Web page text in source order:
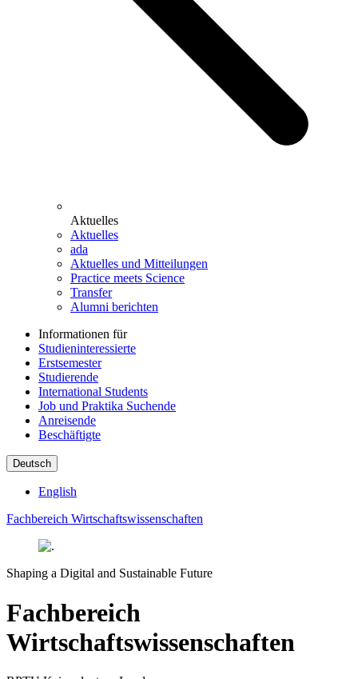
Aktuelles
Aktuelles
ada
Aktuelles und Mitteilungen
Practice meets Science
Transfer
Alumni berichten
Informationen für
Studieninteressierte
Erstsemester
Studierende
International Students
Job und Praktika Suchende
Anreisende
Beschäftigte
Deutsch
English
Fachbereich Wirtschaftswissenschaften
Shaping a Digital and Sustainable Future
Fachbereich
Wirtschaftswissenschaften